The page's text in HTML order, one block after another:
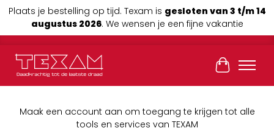
Plaats je bestelling op tijd. Texam is gesloten van 3 t/m 14
augustus 2026. We wensen je een fijne vakantie
Maak een account aan om toegang te krijgen tot alle
tools en services van TEXAM